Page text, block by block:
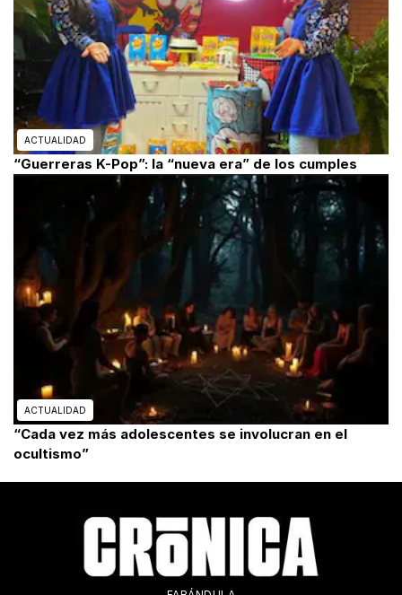
ACTUALIDAD
“Guerreras K-Pop”: la “nueva era” de los cumples
ACTUALIDAD
“Cada vez más adolescentes se involucran en el
ocultismo”